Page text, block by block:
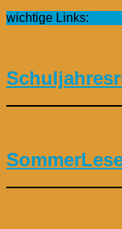
wichtige Links: